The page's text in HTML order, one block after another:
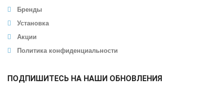
Бренды
Установка
Акции
Политика конфиденциальности
ПОДПИШИТЕСЬ НА НАШИ ОБНОВЛЕНИЯ